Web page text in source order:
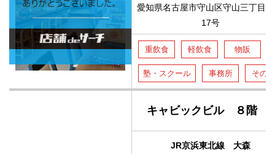
愛知県名古屋市守山区守山三丁目
17号
重飲食 軽飲食 物販
塾・スクール 事務所 その他
キャビックビル ８階
JR京浜東北線 大森